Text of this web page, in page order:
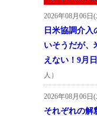
2026年08月06日
日米協調介
いそうだが、
えない！9月
人）
2026年08月06日
それぞれの解